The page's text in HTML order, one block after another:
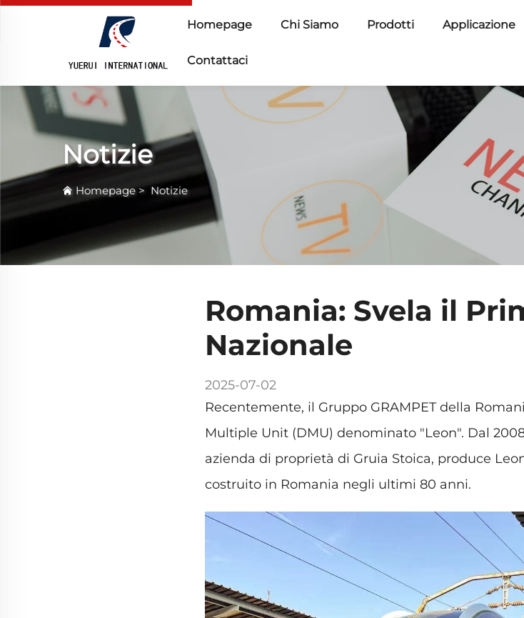
Homepage Chi Siamo Prodotti Applicazione
Contattaci
Notizie
Homepage > Notizie
Romania: Svela il
Nazionale
2025-07-02
Recentemente, il Gruppo GRAMPET della
Multiple Unit (DMU) denominato "Leon". Dal
azienda di proprietà di Gruia Stoica, produce
costruito in Romania negli ultimi 80 anni.